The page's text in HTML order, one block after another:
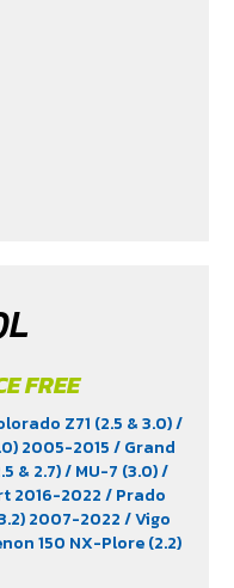
FREE
Z71 (2.5 & 3.0)/
2005-2015/ Grand
& 2.7)/ MU-7 (3.0)/
2016-2022/ Prado
2007-2022/ Vigo
150 NX-Plore (2.2)